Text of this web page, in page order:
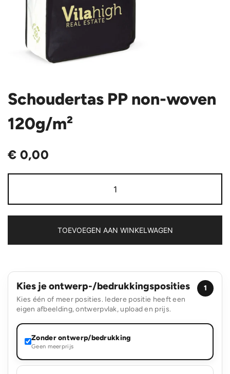
Schoudertas PP non-woven
120g/m²
€ 0,00
PP
120g/m²
aantal
TOEVOEGEN AAN WINKELWAGEN
Kies je ontwerp-/bedrukkingsposities
Kies één of meer posities. Iedere positie heeft een
eigen afbeelding, ontwerpvlak, upload en prijs.
1
Zonder ontwerp/bedrukking
Geen meerprijs